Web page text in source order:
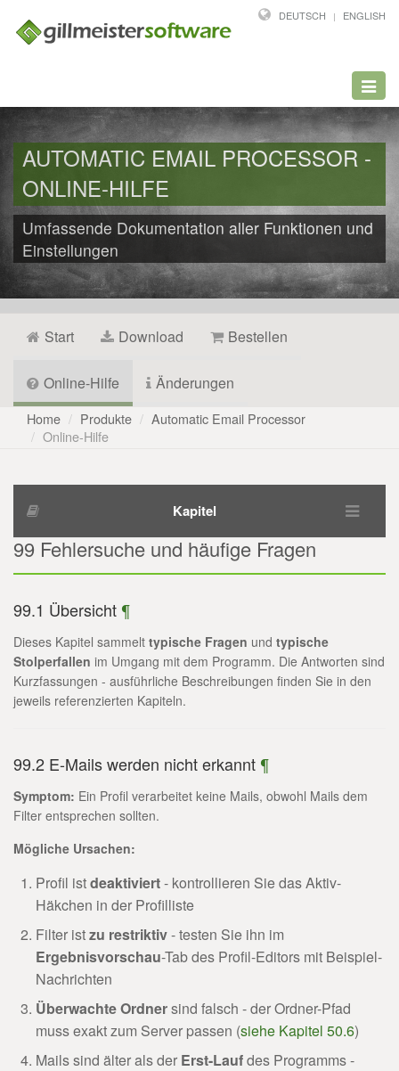
DEUTSCH ENGLISH
AUTOMATIC EMAIL PROCESSOR -
ONLINE-HILFE
Umfassende Dokumentation aller Funktionen und
Einstellungen
Start Download Bestellen
Online-Hilfe Änderungen
Home Produkte
Automatic Email Processor
Online-Hilfe
Kapitel
99 Fehlersuche und häufige Fragen
99.1 Übersicht ¶
Dieses Kapitel sammelt typische Fragen und typische
Stolperfallen im Umgang mit dem Programm. Die Antworten sind
Kurzfassungen - ausführliche Beschreibungen finden Sie in den
jeweils referenzierten Kapiteln.
99.2 E-Mails werden nicht erkannt ¶
Symptom: Ein Profil verarbeitet keine Mails, obwohl Mails dem
Filter entsprechen sollten.
Mögliche Ursachen:
Profil istdeaktiviert- kontrollieren Sie das Aktiv-
Häkchen in der Profilliste
Filter istzu restriktiv- testen Sie ihn im
Ergebnisvorschau-Tab des Profil-Editors mit Beispiel-
Nachrichten
Überwachte Ordnersind falsch - der Ordner-Pfad
muss exakt zum Server passen (siehe Kapitel 50.6)
Mails sind älter als der Erst-Laufdes Programms -